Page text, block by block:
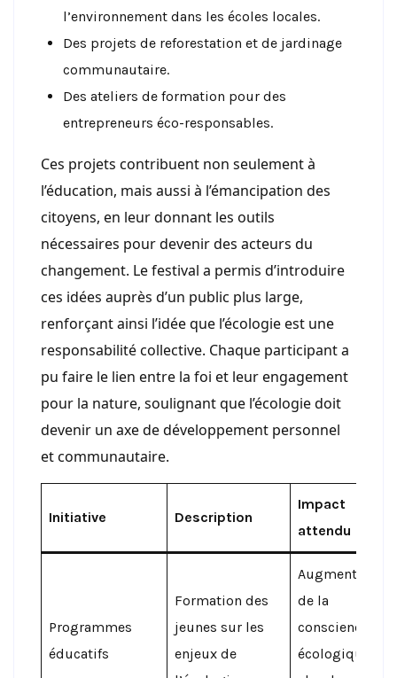
l’environnement dans les écoles locales.
Des projets de reforestation et de jardinage
communautaire.
Des ateliers de formation pour des
entrepreneurs éco-responsables.
Ces projets contribuent non seulement à
l’éducation, mais aussi à l’émancipation des
citoyens, en leur donnant les outils
nécessaires pour devenir des acteurs du
changement. Le festival a permis d’introduire
ces idées auprès d’un public plus large,
renforçant ainsi l’idée que l’écologie est une
responsabilité collective. Chaque participant a
pu faire le lien entre la foi et leur engagement
pour la nature, soulignant que l’écologie doit
devenir un axe de développement personnel
et communautaire.
Initiative Description
Impact
attendu
Programmes
éducatifs
Formation des
jeunes sur les
enjeux de
Augmentation
de la
conscience
écologique